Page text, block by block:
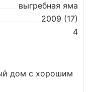
выгребная яма
2009 (17)
4
дом с хорошим